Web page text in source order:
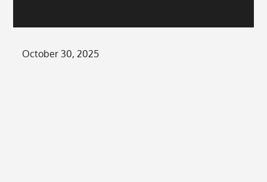
Posted
October 30, 2025